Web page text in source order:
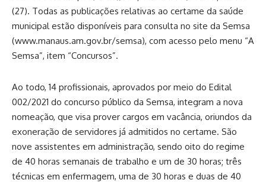
(27). Todas as publicações relativas ao certame da saúde
municipal estão disponíveis para consulta no site da Semsa
(www.manaus.am.gov.br/semsa), com acesso pelo menu “A
Semsa”, item “Concursos”.
Ao todo, 14 profissionais, aprovados por meio do Edital
002/2021 do concurso público da Semsa, integram a nova
nomeação, que visa prover cargos em vacância, oriundos da
exoneração de servidores já admitidos no certame. São
nove assistentes em administração, sendo oito do regime
de 40 horas semanais de trabalho e um de 30 horas; três
técnicas em enfermagem, uma de 30 horas e duas de 40